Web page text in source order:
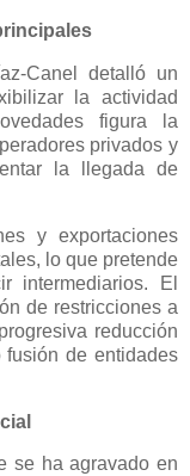
Canel detalló un
la actividad
figura la
privados y
la llegada de
y exportaciones
lo que pretende
intermediarios. El
de restricciones a
reducción
de entidades
se ha agravado en